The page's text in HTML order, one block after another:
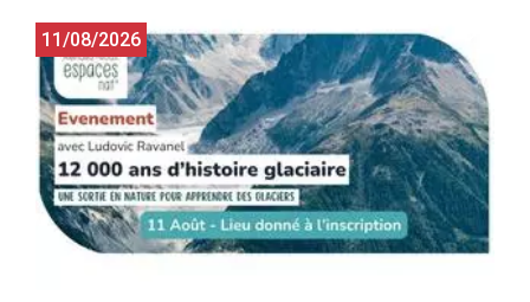
11/08/2026